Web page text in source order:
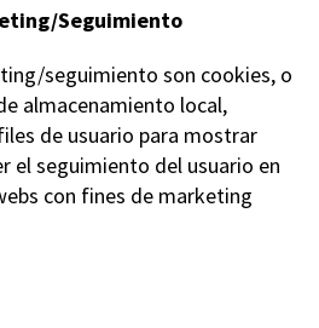
Seguimiento
seguimiento son cookies, o
almacenamiento local,
de usuario para mostrar
el seguimiento del usuario en
con fines de marketing